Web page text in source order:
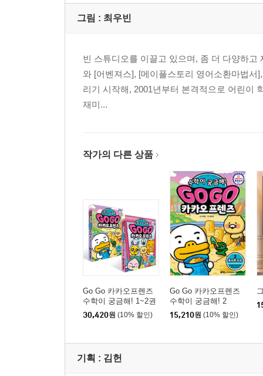
그림 : 최우빈
빈 스튜디오를 이끌고 있으며, 좀 더 다양하
와 [어벤져스], [메이플스토리 영어소환마법
리기 시작해, 2001년부터 본격적으로 어린이
재미...
작가의 다른 상품
Go Go 카카오프렌즈
수학이 궁금해! 1~2권
세트
30,420원 (10% 할인)
Go Go 카카오프렌즈
수학이 궁금해! 2
15,210원 (10% 할인)
기획 : 김헌